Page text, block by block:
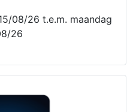
08/26 t.e.m. maandag
26